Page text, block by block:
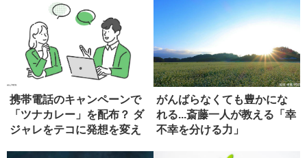
携帯電話のキャンペーンで
「ツナカレー」を配布？ ダ
ジャレをテコに発想を変え
がんばらなくても豊かにな
れる...斎藤一人が教える「幸
不幸を分ける力」